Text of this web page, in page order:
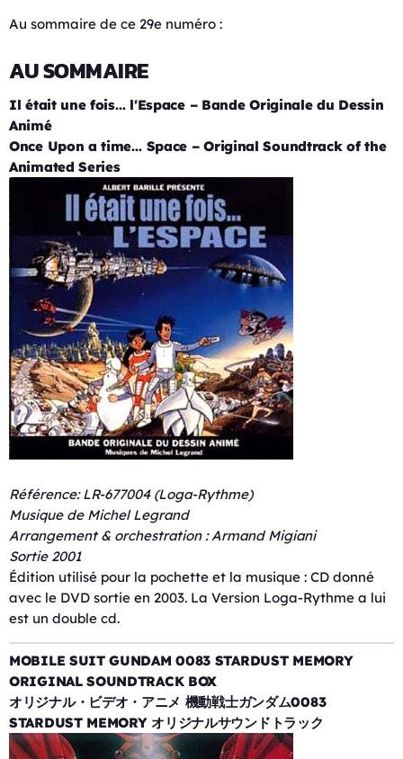
Au sommaire de ce 29e numéro :
AU SOMMAIRE
Il était une fois… l'Espace – Bande Originale du Dessin
Animé
Once Upon a time… Space – Original Soundtrack of the
Animated Series
Référence: LR-677004 (Loga-Rythme)
Musique de Michel Legrand
Arrangement & orchestration : Armand Migiani
Sortie 2001
Édition utilisé pour la pochette et la musique : CD donné
avec le DVD sortie en 2003. La Version Loga-Rythme a lui
est un double cd.
MOBILE SUIT GUNDAM 0083 STARDUST MEMORY
ORIGINAL SOUNDTRACK BOX
オリジナル・ビデオ・アニメ 機動戦士ガンダム0083
STARDUST MEMORY オリジナルサウンドトラック